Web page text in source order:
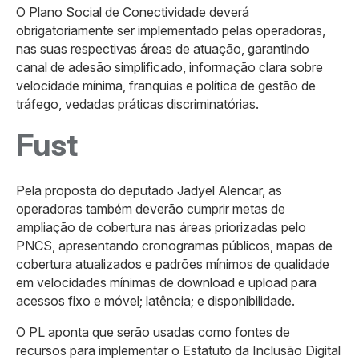
O Plano Social de Conectividade deverá
obrigatoriamente ser implementado pelas operadoras,
nas suas respectivas áreas de atuação, garantindo
canal de adesão simplificado, informação clara sobre
velocidade mínima, franquias e política de gestão de
tráfego, vedadas práticas discriminatórias.
Fust
Pela proposta do deputado Jadyel Alencar, as
operadoras também deverão cumprir metas de
ampliação de cobertura nas áreas priorizadas pelo
PNCS, apresentando cronogramas públicos, mapas de
cobertura atualizados e padrões mínimos de qualidade
em velocidades mínimas de download e upload para
acessos fixo e móvel; latência; e disponibilidade.
O PL aponta que serão usadas como fontes de
recursos para implementar o Estatuto da Inclusão Digital